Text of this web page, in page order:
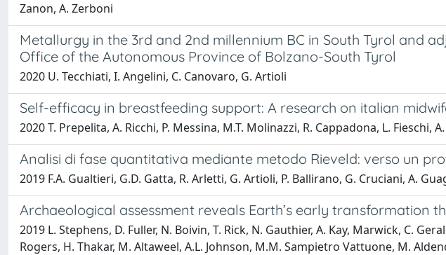
Zanon, A. Zerboni
Metallurgy in the 3rd and 2nd millennium BC in South Tyrol and
Office of the Autonomous Province of Bolzano-South Tyrol
2020 U. Tecchiati, I. Angelini, C. Canovaro, G. Artioli
Self-efficacy in breastfeeding support: A research on italian
2020 T. Prepelita, A. Ricchi, P. Messina, M.T. Molinazzi, R. Cappadona, L. Fieschi,
Analisi di fase quantitativa mediante metodo Rieveld: verso un
2019 F.A. Gualtieri, G.D. Gatta, R. Arletti, G. Artioli, P. Ballirano, G. Cruciani, A.
Archaeological assessment reveals Earth’s early transformation
2019 L. Stephens, D. Fuller, N. Boivin, T. Rick, N. Gauthier, A. Kay, Marwick, C.
Rogers, H. Thakar, M. Altaweel, A.L. Johnson, M.M. Sampietro Vattuone, M.